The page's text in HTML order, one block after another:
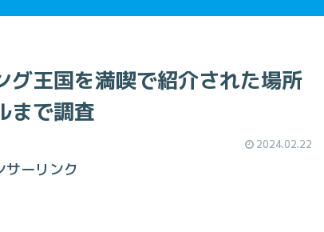
王国を満喫で紹介された場所
まで調査
2024.02.22
サーリンク